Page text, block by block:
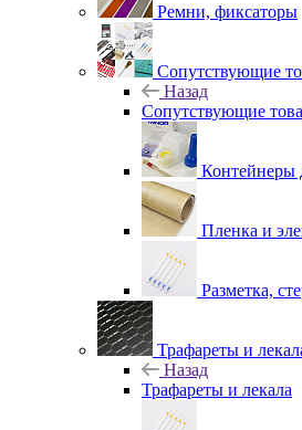
Ремни, фиксаторы
Сопутствующие
Назад
Сопутствующие
Контейнеры
Пленка и
Разметка,
Трафареты и
Назад
Трафареты и лекала